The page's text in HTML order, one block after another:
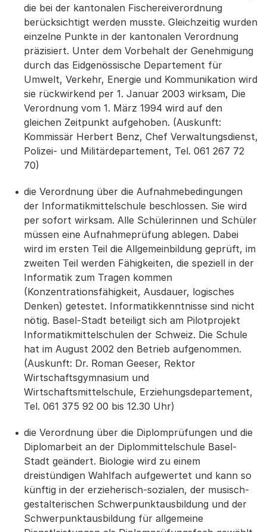
die bei der kantonalen Fischereiverordnung
berücksichtigt werden musste. Gleichzeitig wurden
einzelne Punkte in der kantonalen Verordnung
präzisiert. Unter dem Vorbehalt der Genehmigung
durch das Eidgenössische Departement für
Umwelt, Verkehr, Energie und Kommunikation wird
sie rückwirkend per 1. Januar 2003 wirksam, Die
Verordnung vom 1. März 1994 wird auf den
gleichen Zeitpunkt aufgehoben. (Auskunft:
Kommissär Herbert Benz, Chef Verwaltungsdienst,
Polizei- und Militärdepartement, Tel. 061 267 72
70)
die Verordnung über die Aufnahmebedingungen
der Informatikmittelschule beschlossen. Sie wird
per sofort wirksam. Alle Schülerinnen und Schüler
müssen eine Aufnahmeprüfung ablegen. Dabei
wird im ersten Teil die Allgemeinbildung geprüft, im
zweiten Teil werden Fähigkeiten, die speziell in der
Informatik zum Tragen kommen
(Konzentrationsfähigkeit, Ausdauer, logisches
Denken) getestet. Informatikkenntnisse sind nicht
nötig. Basel-Stadt beteiligt sich am Pilotprojekt
Informatikmittelschulen der Schweiz. Die Schule
hat im August 2002 den Betrieb aufgenommen.
(Auskunft: Dr. Roman Geeser, Rektor
Wirtschaftsgymnasium und
Wirtschaftsmittelschule, Erziehungsdepartement,
Tel. 061 375 92 00 bis 12.30 Uhr)
die Verordnung über die Diplomprüfungen und die
Diplomarbeit an der Diplommittelschule Basel-
Stadt geändert. Biologie wird zu einem
dreistündigen Wahlfach aufgewertet und kann so
künftig in der erzieherisch-sozialen, der musisch-
gestalterischen Schwerpunktausbildung und der
Schwerpunktausbildung für allgemeine